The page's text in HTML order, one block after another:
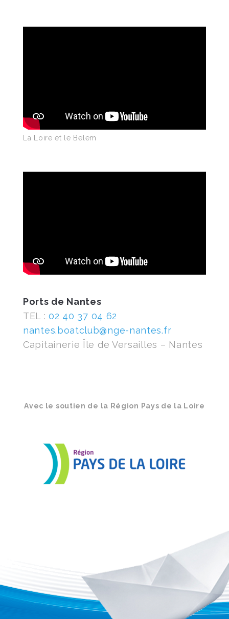
La Loire et le Belem
Ports de Nantes
TEL :02 40 37 04 62
nantes.boatclub@nge-nantes.fr
Capitainerie Île de Versailles – Nantes
Avec le soutien de la Région Pays de la Loire